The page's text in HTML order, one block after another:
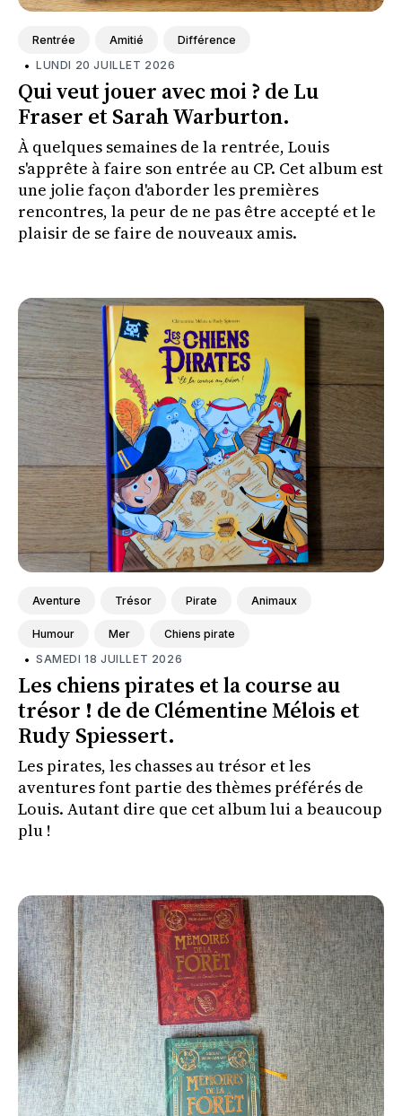
Rentrée Amitié Différence
• LUNDI 20 JUILLET 2026
Qui veut jouer avec moi ? de Lu
Fraser et Sarah Warburton.
À quelques semaines de la rentrée, Louis
s'apprête à faire son entrée au CP. Cet album est
une jolie façon d'aborder les premières
rencontres, la peur de ne pas être accepté et le
plaisir de se faire de nouveaux amis.
Aventure Trésor Pirate Animaux
Humour Mer Chiens pirate
• SAMEDI 18 JUILLET 2026
Les chiens pirates et la course au
trésor ! de de Clémentine Mélois et
Rudy Spiessert.
Les pirates, les chasses au trésor et les
aventures font partie des thèmes préférés de
Louis. Autant dire que cet album lui a beaucoup
plu !